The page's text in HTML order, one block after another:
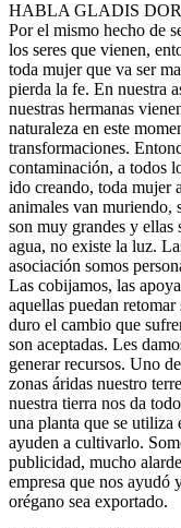
HABLA GLADIS
Por el mismo hecho de
los seres que vienen,
toda mujer que va ser
pierda la fe. En nuestra
nuestras hermanas
naturaleza en este
transformaciones.
contaminación, a todos
ido creando, toda mujer
animales van muriendo,
son muy grandes y ellas
agua, no existe la luz.
asociación somos
Las cobijamos, las
aquellas puedan
duro el cambio que
son aceptadas. Les
generar recursos. Uno
zonas áridas nuestro
nuestra tierra nos da
una planta que se utiliza
ayuden a cultivarlo.
publicidad, mucho
empresa que nos ayudó
orégano sea exportado.